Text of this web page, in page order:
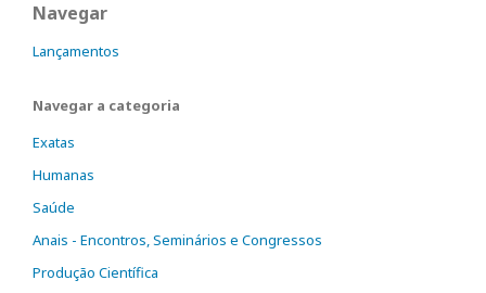
Navegar
Lançamentos
Navegar a categoria
Exatas
Humanas
Saúde
Anais - Encontros, Seminários e Congressos
Produção Científica